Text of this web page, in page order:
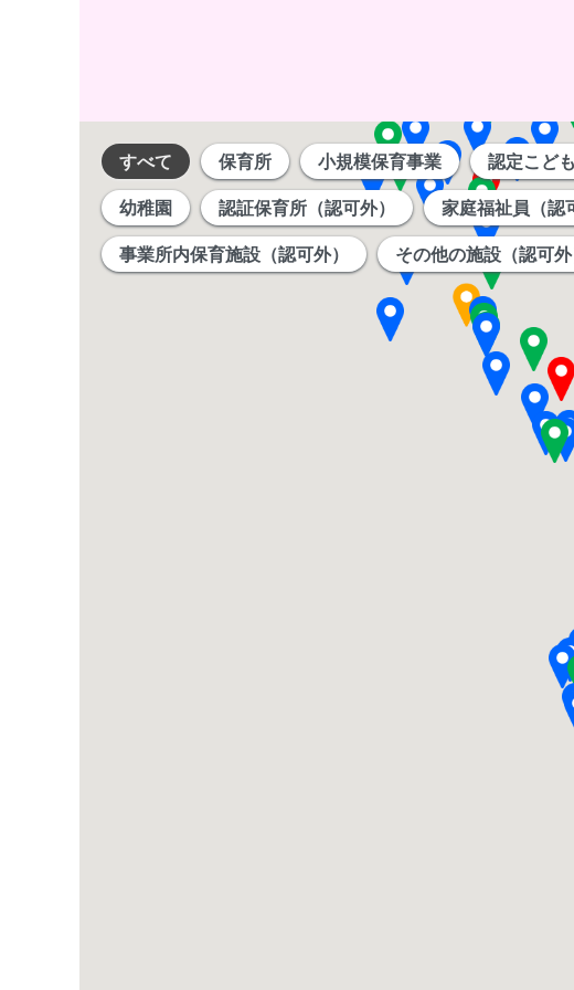
すべて 保育所 小規模保育事業 認定こど
幼稚園 認証保育所（認可外） 家庭福祉員（認
事業所内保育施設（認可外） その他の施設（認可外